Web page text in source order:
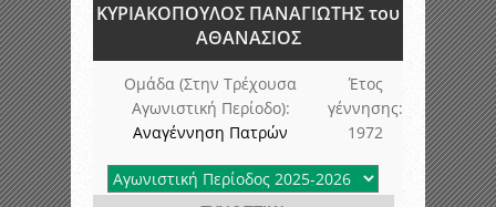
ΚΥΡΙΑΚΟΠΟΥΛΟΣ ΠΑΝΑΓΙΩΤΗΣ του
ΑΘΑΝΑΣΙΟΣ
Ομάδα (Στην Τρέχουσα
Αγωνιστική Περίοδο):
Αναγέννηση Πατρών
Έτος
γέννησης:
1972